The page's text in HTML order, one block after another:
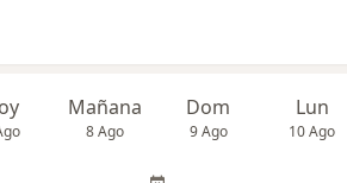
Mañana
8 Ago
Dom
9 Ago
Lun
10 Ago